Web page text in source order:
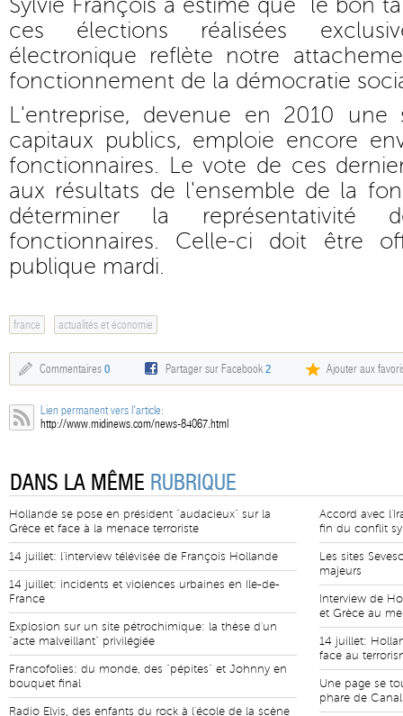
Sylvie François a estimé que "le bon
ces élections réalisées
électronique reflète notre
fonctionnement de la démocratie
L'entreprise, devenue en 2010 une
capitaux publics, emploie encore
fonctionnaires. Le vote de ces
aux résultats de l'ensemble de la
déterminer la représentativité
fonctionnaires. Celle-ci doit être
publique mardi.
france actualités et économie
Commentaires 0 Partager sur Facebook2 Ajouter aux
Lien permanent vers l'article:
http://www.midinews.com/news-84067.html
DANS LA MÊME RUBRIQUE
Hollande se pose en président "audacieux" sur la
Grèce et face à la menace terroriste
14 juillet: l'interview télévisée de François Hollande
14 juillet: incidents et violences urbaines en Ile-de-
France
Explosion sur un site pétrochimique: la thèse d'un
"acte malveillant" privilégiée
Francofolies: du monde, des "pépites" et Johnny en
bouquet final
Radio Elvis, des enfants du rock à l'école de la scène
Accord avec
fin du conflit
Les sites
majeurs
Interview de
et Grèce au
14 juillet:
face au
Une page se
phare de